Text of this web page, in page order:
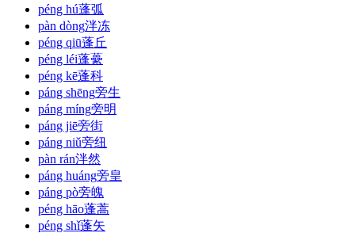
péng hú蓬弧
pàn dòng泮冻
péng qiū蓬丘
péng léi蓬虆
péng kē蓬科
páng shēng旁生
páng míng旁明
páng jiē旁街
páng niǔ旁纽
pàn rán泮然
páng huáng旁皇
páng pò旁魄
péng hāo蓬蒿
péng shǐ蓬矢